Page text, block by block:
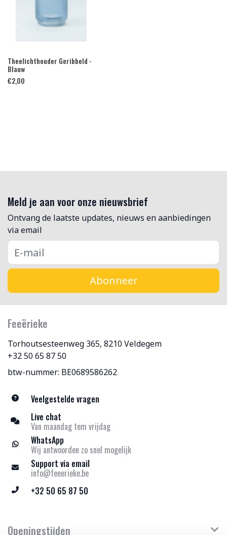
Theelichthouder Geribbeld -
Blauw
€2,00
Meld je aan voor onze nieuwsbrief
Ontvang de laatste updates, nieuws en aanbiedingen
via email
Abonneer
Feeërieke
Torhoutsesteenweg 365, 8210 Veldegem
+32 50 65 87 50
btw-nummer: BE0689586262
Veelgestelde vragen
Live chat
Van maandag tem vrijdag
WhatsApp
Wij antwoorden zo snel mogelijk
Support via email
info@feeerieke.be
+32 50 65 87 50
Openingstijden